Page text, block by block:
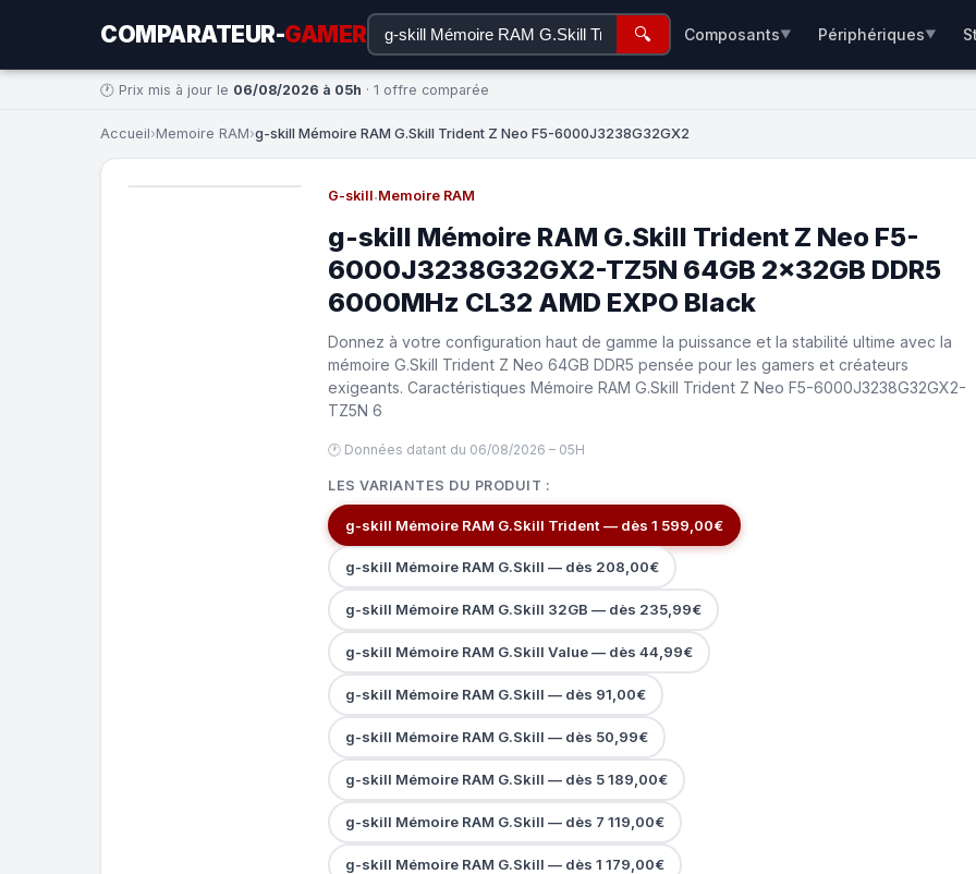
COMPARATEUR-GAMER 🔍 Composants▼ Périphériques▼
🕐 Prix mis à jour le 06/08/2026 à 05h · 1 offre comparée
Accueil›Memoire RAM›g-skill Mémoire RAM G.Skill Trident Z Neo F5-6000J3238G32GX2
G-skill·Memoire RAM
g-skill Mémoire RAM G.Skill Trident Z Neo F5-
6000J3238G32GX2-TZ5N 64GB 2x32GB DDR5
6000MHz CL32 AMD EXPO Black
Donnez à votre configuration haut de gamme la puissance et la stabilité ultime avec la
mémoire G.Skill Trident Z Neo 64GB DDR5 pensée pour les gamers et créateurs
exigeants. Caractéristiques Mémoire RAM G.Skill Trident Z Neo F5-6000J3238G32GX2-
TZ5N 6
🕐 Données datant du 06/08/2026 – 05H
LES VARIANTES DU PRODUIT :
g-skill Mémoire RAM G.Skill Trident — dès 1 599,00€
g-skill Mémoire RAM G.Skill — dès 208,00€
g-skill Mémoire RAM G.Skill 32GB — dès 235,99€
g-skill Mémoire RAM G.Skill Value — dès 44,99€
g-skill Mémoire RAM G.Skill — dès 91,00€
g-skill Mémoire RAM G.Skill — dès 50,99€
g-skill Mémoire RAM G.Skill — dès 5 189,00€
g-skill Mémoire RAM G.Skill — dès 7 119,00€
g-skill Mémoire RAM G.Skill — dès 1 179,00€